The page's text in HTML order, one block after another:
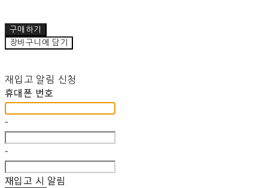
구매하기
장바구니에 담기
재입고 알림 신청
휴대폰 번호
-
-
재입고 시 알림